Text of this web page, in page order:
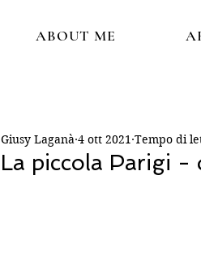
ABOUT ME
La piccola Parigi -
Giusy Laganà 4 ott 2021 Tempo di